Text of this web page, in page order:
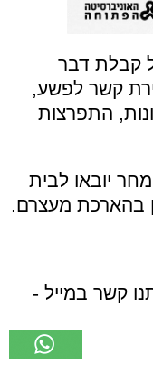
קבלת דבר
קשר לפשע,
התפרצות
יובאו לבית
בהארכת מעצרם.
קשר במייל -